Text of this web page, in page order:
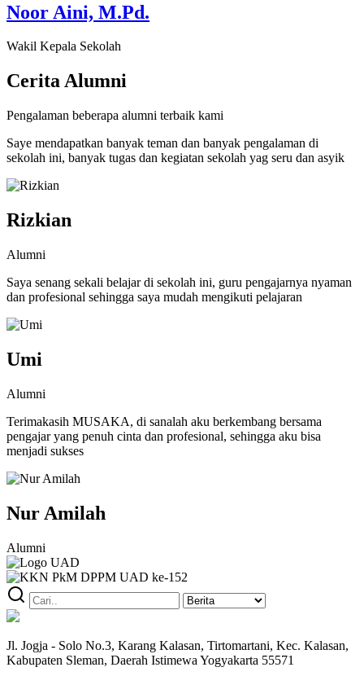
Noor Aini, M.Pd.
Wakil Kepala Sekolah
CeritaAlumni
Pengalaman beberapa alumni terbaik kami
Saye mendapatkan banyak teman dan banyak pengalaman di
sekolah ini, banyak tugas dan kegiatan sekolah yag seru dan asyik
Rizkian
Alumni
Saya senang sekali belajar di sekolah ini, guru pengajarnya nyaman
dan profesional sehingga saya mudah mengikuti pelajaran
Umi
Alumni
Terimakasih MUSAKA, di sanalah aku berkembang bersama
pengajar yang penuh cinta dan profesional, sehingga aku bisa
menjadi sukses
Nur Amilah
Alumni
Jl. Jogja - Solo No.3, Karang Kalasan, Tirtomartani, Kec. Kalasan,
Kabupaten Sleman, Daerah Istimewa Yogyakarta 55571